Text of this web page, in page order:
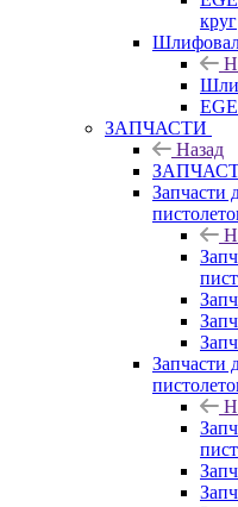
круг
ЗАПЧАСТИ
Назад
Запчасти
Запчасти